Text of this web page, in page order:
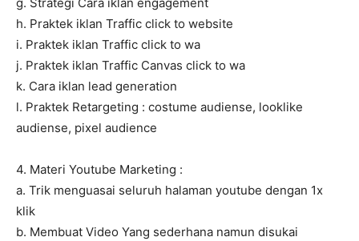
h. Praktek iklan Traffic click to website
i. Praktek iklan Traffic click to wa
j. Praktek iklan Traffic Canvas click to wa
k. Cara iklan lead generation
l. Praktek Retargeting : costume audiense, looklike
audiense, pixel audience
4. Materi Youtube Marketing :
a. Trik menguasai seluruh halaman youtube dengan 1x
klik
b. Membuat Video Yang sederhana namun disukai